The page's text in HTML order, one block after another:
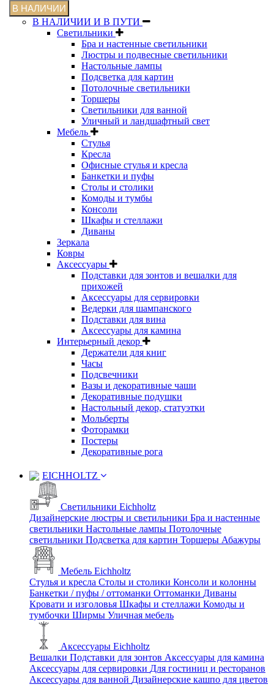
В НАЛИЧИИ
В НАЛИЧИИ И В ПУТИ
Светильники
Бра и настенные светильники
Люстры и подвесные светильники
Настольные лампы
Подсветка для картин
Потолочные светильники
Торшеры
Светильники для ванной
Уличный и ландшафтный свет
Мебель
Стулья
Кресла
Офисные стулья и кресла
Банкетки и пуфы
Столы и столики
Комоды и тумбы
Консоли
Шкафы и стеллажи
Диваны
Зеркала
Ковры
Аксессуары
Подставки для зонтов и вешалки для
прихожей
Аксессуары для сервировки
Ведерки для шампанского
Подставки для вина
Аксессуары для камина
Интерьерный декор
Держатели для книг
Часы
Подсвечники
Вазы и декоративные чаши
Декоративные подушки
Настольный декор, статуэтки
Мольберты
Фоторамки
Постеры
Декоративные рога
EICHHOLTZ
Светильники Eichholtz
Дизайнерские люстры и светильники Бра и настенные
светильники Настольные лампы Потолочные
светильники Подсветка для картин Торшеры Абажуры
Мебель Eichholtz
Стулья и кресла Столы и столики Консоли и колонны
Банкетки / пуфы / оттоманки Оттоманки Диваны
Кровати и изголовья Шкафы и стеллажи Комоды и
тумбочки Ширмы Уличная мебель
Аксессуары Eichholtz
Вешалки Подставки для зонтов Аксессуары для камина
Аксессуары для сервировки Для гостиниц и ресторанов
Аксессуары для ванной Дизайнерские кашпо для цветов